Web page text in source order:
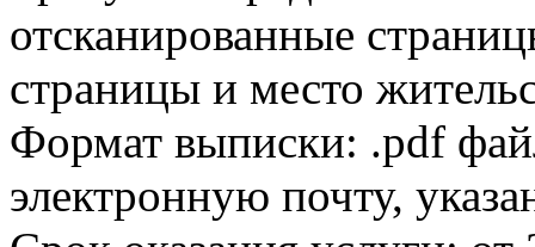
отсканированные
страницы и место
Формат выписки: .pdf
электронную почту,